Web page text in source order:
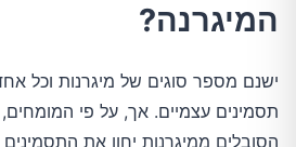
המיגרנה?
ישנם מספר סוגים של מיגרנות וכל
תסמינים עצמיים. אך, על פי המומחים,
הסובלים ממיגרנות יחוו את